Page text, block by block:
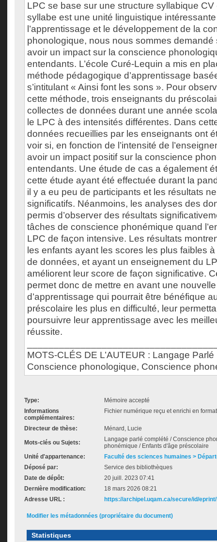
LPC se base sur une structure syllabique
syllabe est une unité linguistique
l’apprentissage et le développement de la
phonologique, nous nous sommes demandé
avoir un impact sur la conscience
entendants. L’école Curé-Lequin a mis en
méthode pédagogique d’apprentissage
s’intitulant « Ainsi font les sons ». Pour
cette méthode, trois enseignants du
collectes de données durant une année
le LPC à des intensités différentes. Dans
données recueillies par les enseignants ont
voir si, en fonction de l’intensité de
avoir un impact positif sur la conscience
entendants. Une étude de cas a également
cette étude ayant été effectuée durant la
il y a eu peu de participants et les résultats
significatifs. Néanmoins, les analyses des
permis d’observer des résultats
tâches de conscience phonémique quand
LPC de façon intensive. Les résultats
les enfants ayant les scores les plus faibles
de données, et ayant un enseignement du
améliorent leur score de façon significative.
permet donc de mettre en avant une
d’apprentissage qui pourrait être bénéfique
préscolaire les plus en difficulté, leur
poursuivre leur apprentissage avec les
réussite.
MOTS-CLÉS DE L’AUTEUR : Langage
Conscience phonologique, Conscience
Type:
Mémoire accepté
Informations
complémentaires:
Fichier numérique reçu et enrichi en
Directeur de thèse: Ménard, Lucie
Mots-clés ou Sujets:
Langage parlé complété / Conscience
phonémique / Enfants d'âge préscolaire
Unité d'appartenance:
Faculté des sciences humaines >
Déposé par:
Service des bibliothèques
Date de dépôt:
20 juill. 2023 07:41
Dernière modification:
18 mars 2026 08:21
Adresse URL :
https://archipel.uqam.ca/secure/id/
Modifier les métadonnées (propriétaire du document)
Statistiques